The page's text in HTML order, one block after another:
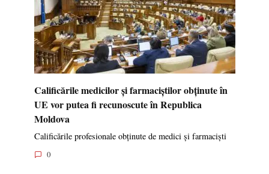
Calificările medicilor și farmaciștilor obținute în
UE vor putea fi recunoscute în Republica
Moldova
Calificările profesionale obținute de medici și farmaciști
0